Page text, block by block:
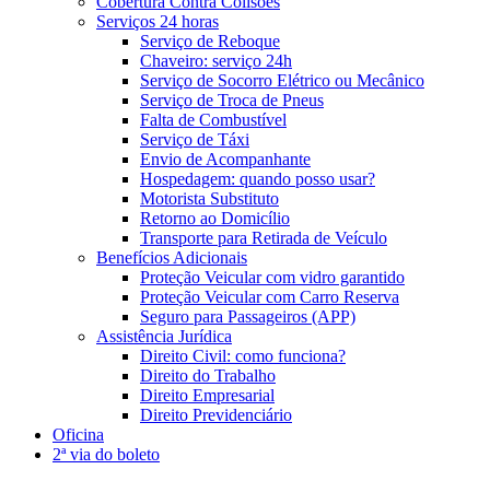
Serviços 24 horas
Serviço de Reboque
Chaveiro: serviço 24h
Serviço de Socorro Elétrico ou Mecânico
Serviço de Troca de Pneus
Falta de Combustível
Serviço de Táxi
Envio de Acompanhante
Hospedagem: quando posso usar?
Motorista Substituto
Retorno ao Domicílio
Transporte para Retirada de Veículo
Benefícios Adicionais
Proteção Veicular com vidro garantido
Proteção Veicular com Carro Reserva
Seguro para Passageiros (APP)
Assistência Jurídica
Direito Civil: como funciona?
Direito do Trabalho
Direito Empresarial
Direito Previdenciário
Oficina
2ª via do boleto